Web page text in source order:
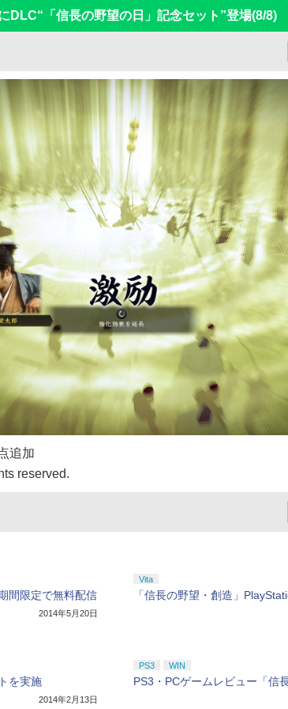
DLC“「信長の野望の日」記念セット”登場(8/8)
追加
reserved.
間限定で無料配信
2014年5月20日
Vita
「信長の野望・創造」
を実施
2014年2月13日
PS3 WIN
PS3・PCゲームレビュー「信